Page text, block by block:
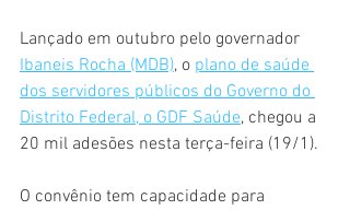
Lançado em outubro pelo governador
Ibaneis Rocha (MDB), o plano de saúde
dos servidores públicos do Governo do
Distrito Federal, o GDF Saúde, chegou a
20 mil adesões nesta terça-feira (19/1).
O convênio tem capacidade para